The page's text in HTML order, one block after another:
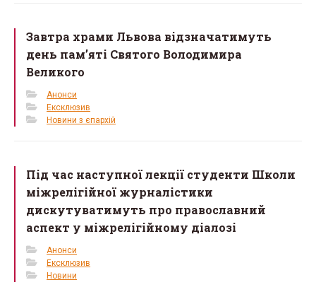
Завтра храми Львова відзначатимуть
день пам’яті Святого Володимира
Великого
Анонси
Ексклюзив
Новини з єпархій
Під час наступної лекції студенти Школи
міжрелігійної журналістики
дискутуватимуть про православний
аспект у міжрелігійному діалозі
Анонси
Ексклюзив
Новини